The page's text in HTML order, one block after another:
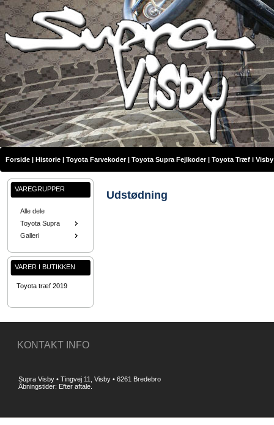
Forside | Historie | Toyota Farvekoder| Toyota Supra Fejlkoder| Toyota Træf i Visby
VAREGRUPPER
Alle dele
Toyota Supra
Galleri
VARER I BUTIKKEN
Toyota træf 2019
Udstødning
KONTAKT INFO
Supra Visby • Tingvej 11, Visby • 6261 Bredebro
Åbningstider: Efter aftale.